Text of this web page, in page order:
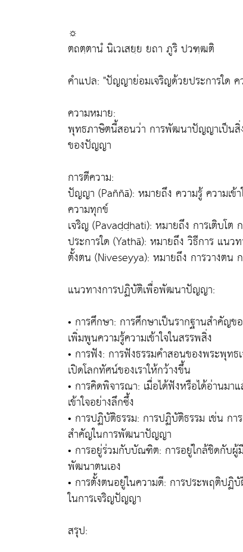
☼
ตถตฺตานํ นิเวเสยฺย ยถา ภูริ ปวฑฺฒติ
คำแปล: "ปัญญาย่อมเจริญด้วยประการใด
ความหมาย:
พุทธภาษิตนี้สอนว่า การพัฒนาปัญญาเป็นสิ่
ของปัญญา
การตีความ:
ปัญญา (Paññā): หมายถึง ความรู้ ความเข้
ความทุกข์
เจริญ (Pavaḍḍhati): หมายถึง การเติบโต
ประการใด (Yathā): หมายถึง วิธีการ แนว
ตั้งตน (Niveseyya): หมายถึง การวางตน
แนวทางการปฏิบัติเพื่อพัฒนาปัญญา:
• การศึกษา: การศึกษาเป็นรากฐานสำคัญ
เพิ่มพูนความรู้ความเข้าใจในสรรพสิ่ง
• การฟัง: การฟังธรรมคำสอนของพระพุท
เปิดโลกทัศน์ของเราให้กว้างขึ้น
• การคิดพิจารณา: เมื่อได้ฟังหรือได้อ่านม
เข้าใจอย่างลึกซึ้ง
• การปฏิบัติธรรม: การปฏิบัติธรรม เช่น ก
สำคัญในการพัฒนาปัญญา
• การอยู่ร่วมกับบัณฑิต: การอยู่ใกล้ชิดกับผู้
พัฒนาตนเอง
• การตั้งตนอยู่ในความดี: การประพฤติปฏิ
ในการเจริญปัญญา
สรุป: